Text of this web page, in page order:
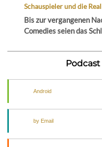
Schauspieler und die
Bis zur vergangenen
Comedies seien das
Android
by Email